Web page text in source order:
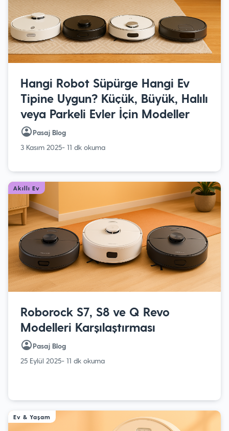
Hangi Robot Süpürge Hangi Ev
Tipine Uygun? Küçük, Büyük, Halılı
veya Parkeli Evler İçin Modeller
Pasaj Blog
3 Kasım 2025- 11 dk okuma
Akıllı Ev
Roborock S7, S8 ve Q Revo
Modelleri Karşılaştırması
Pasaj Blog
25 Eylül 2025- 11 dk okuma
Ev & Yaşam